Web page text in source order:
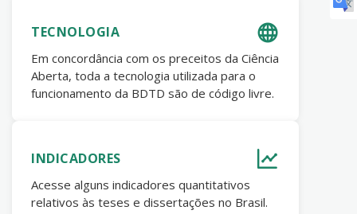
TECNOLOGIA
Em concordância com os preceitos da Ciência
Aberta, toda a tecnologia utilizada para o
funcionamento da BDTD são de código livre.
INDICADORES
Acesse alguns indicadores quantitativos
relativos às teses e dissertações no Brasil.